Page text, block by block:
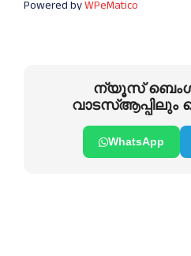
Powered byWPeMatico
ന്യൂസ്
വാടസ്ആപ്പിലും
WhatsApp